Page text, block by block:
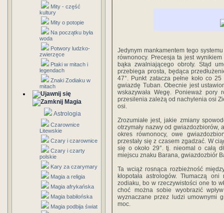
Mity - część
kultury
Mity o potopie
Na początku była
woda
Potwory ludzko-
zwierzęce
Ptaki w mitach i
legendach
Znaki Zodiaku w
mitach
Magia
Astrologia
Czarownice
Litewskie
Czary i czarownice
Czary i czarty
polskie
Kary za czarymary
Magia a religia
Magia afrykańska
Magia babilońska
Magia podbija świat
Jedynym mankamentem tego
równonocy. Precesja ta jest
bąka zwalniającego obroty. Stąd
przebiega prosta, będąca
47°. Punkt zatacza pełne koło co
gwiazdę Tuban. Obecnie jest
wskazywała Wegę. Ponieważ
przesilenia zależą od nachylenia osi
osi.
Zrozumiałe jest, jakie zmiany
otrzymały nazwy od
okres równonocy, owe
przestały się z czasem zgadzać. W
się o około 29°. tj. nieomal o całą
miejscu znaku Barana, gwiazdozbiór
Ta wciąż rosnąca rozbieżność
kłopotała astrologów. Tłumaczą
zodiaku, bo w rzeczywistości one to
choć można sobie wyobrazić
wyznaczane przez ludzi umownymi
moc.